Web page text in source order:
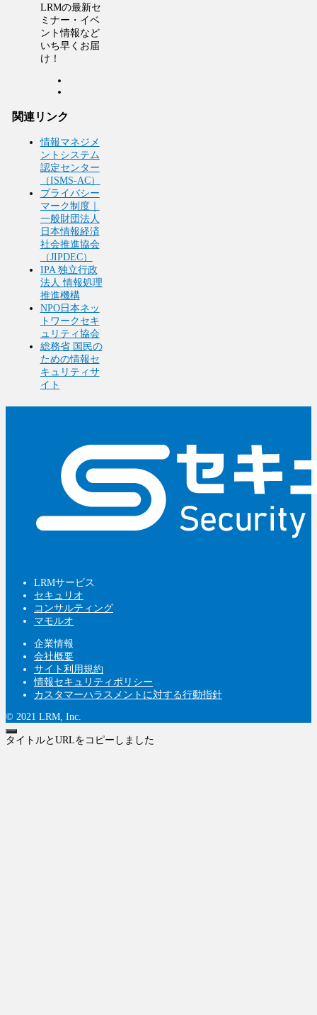
LRMの最新セ
ミナー・イベ
ント情報など
いち早くお届
け！
関連リンク
情報マネジメ
ントシステム
認定センター
（ISMS-AC）
プライバシー
マーク制度｜
一般財団法人
日本情報経済
社会推進協会
（JIPDEC）
IPA 独立行政
法人 情報処理
推進機構
NPO日本ネッ
トワークセキ
ュリティ協会
総務省 国民の
ための情報セ
キュリティサ
イト
LRMサービス
セキュリオ
コンサルティング
マモルオ
企業情報
会社概要
サイト利用規約
情報セキュリティポリシー
カスタマーハラスメントに対する行動指針
© 2021 LRM, Inc.
タイトルとURLをコピーしました